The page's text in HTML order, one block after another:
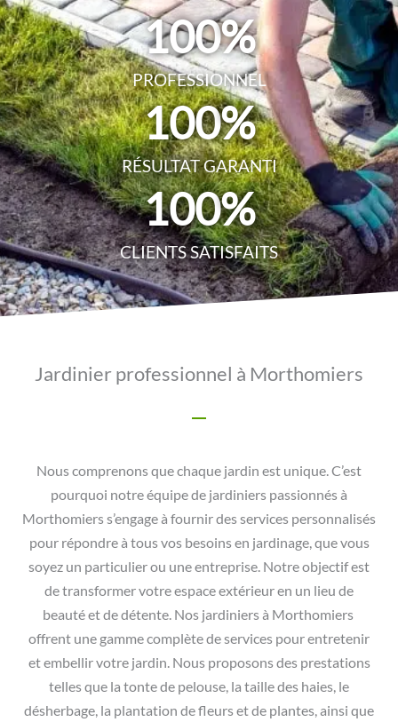
PROFESSIONNEL
100%
RÉSULTAT GARANTI
100%
CLIENTS SATISFAITS
100%
Jardinier professionnel à Morthomiers
Nous comprenons que chaque jardin est unique. C’est
pourquoi notre équipe de jardiniers passionnés à
Morthomiers s’engage à fournir des services personnalisés
pour répondre à tous vos besoins en jardinage, que vous
soyez un particulier ou une entreprise. Notre objectif est
de transformer votre espace extérieur en un lieu de
beauté et de détente. Nos jardiniers à Morthomiers
offrent une gamme complète de services pour entretenir
et embellir votre jardin. Nous proposons des prestations
telles que la tonte de pelouse, la taille des haies, le
désherbage, la plantation de fleurs et de plantes, ainsi que